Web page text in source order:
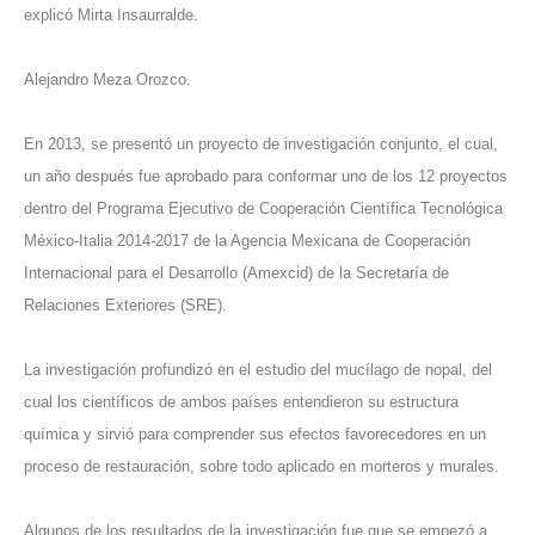
explicó Mirta Insaurralde.
Alejandro Meza Orozco.
En 2013, se presentó un proyecto de investigación conjunto, el cual,
un año después fue aprobado para conformar uno de los 12 proyectos
dentro del Programa Ejecutivo de Cooperación Científica Tecnológica
México-Italia 2014-2017 de la Agencia Mexicana de Cooperación
Internacional para el Desarrollo (Amexcid) de la Secretaría de
Relaciones Exteriores (SRE).
La investigación profundizó en el estudio del mucílago de nopal, del
cual los científicos de ambos países entendieron su estructura
química y sirvió para comprender sus efectos favorecedores en un
proceso de restauración, sobre todo aplicado en morteros y murales.
Algunos de los resultados de la investigación fue que se empezó a